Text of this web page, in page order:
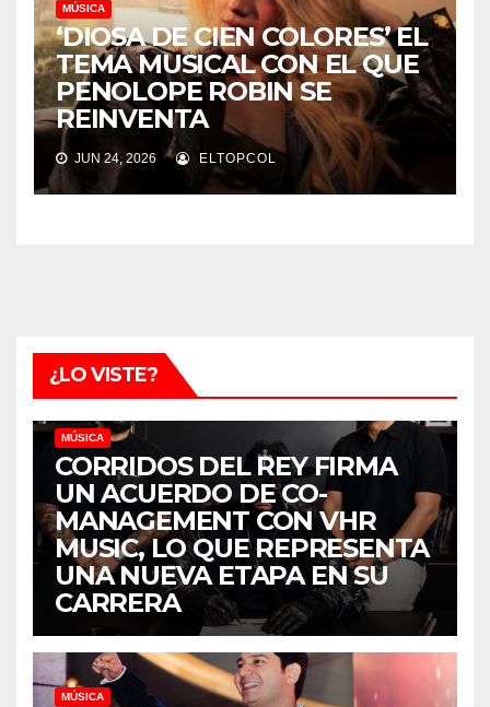
MÚSICA
‘DIOSA DE CIEN COLORES’ EL
TEMA MUSICAL CON EL QUE
PENOLOPE ROBIN SE
REINVENTA
JUN 24, 2026 ELTOPCOL
¿LO VISTE?
MÚSICA
CORRIDOS DEL REY FIRMA
UN ACUERDO DE CO-
MANAGEMENT CON VHR
MUSIC, LO QUE REPRESENTA
UNA NUEVA ETAPA EN SU
CARRERA
MÚSICA